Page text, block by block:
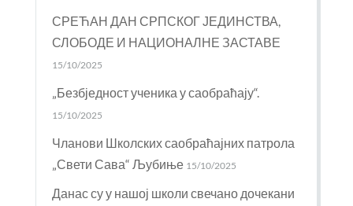
СРЕЋАН ДАН СРПСКОГ ЈЕДИНСТВА,
СЛОБОДЕ И НАЦИОНАЛНЕ ЗАСТАВЕ
15/10/2025
„Безбједност ученика у саобраћају“.
15/10/2025
Чланови Школских саобраћајних патрола
„Свети Сава“ Љубиње 15/10/2025
Данас су у нашој школи свечано дочекани